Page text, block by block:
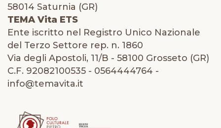
58014 Saturnia (GR)
TEMA Vita ETS
Ente iscritto nel Registro Unico Nazionale
del Terzo Settore rep. n. 1860
Via degli Apostoli, 11/B - 58100 Grosseto (GR)
C.F. 92082100535 - 0564444764 -
info@temavita.it